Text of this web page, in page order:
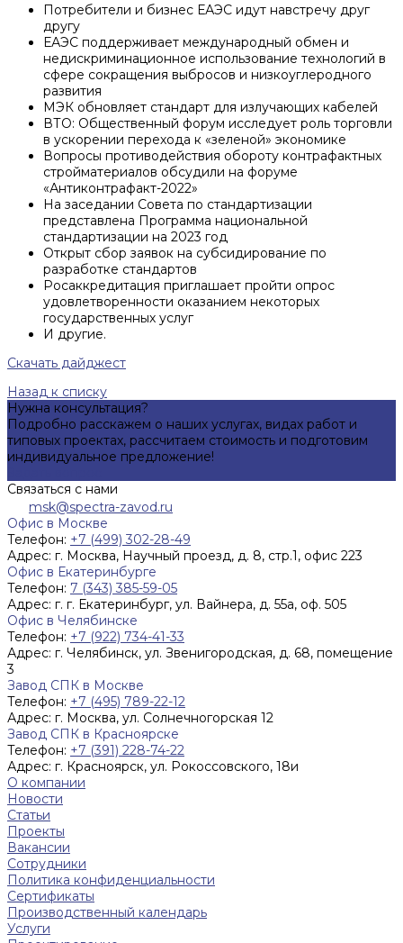
Потребители и бизнес ЕАЭС идут навстречу друг
другу
ЕАЭС поддерживает международный обмен и
недискриминационное использование технологий в
сфере сокращения выбросов и низкоуглеродного
развития
МЭК обновляет стандарт для излучающих кабелей
ВТО: Общественный форум исследует роль торговли
в ускорении перехода к «зеленой» экономике
Вопросы противодействия обороту контрафактных
стройматериалов обсудили на форуме
«Антиконтрафакт-2022»
На заседании Совета по стандартизации
представлена Программа национальной
стандартизации на 2023 год
Открыт сбор заявок на субсидирование по
разработке стандартов
Росаккредитация приглашает пройти опрос
удовлетворенности оказанием некоторых
государственных услуг
И другие.
Скачать дайджест
Назад к списку
Нужна консультация?
Подробно расскажем о наших услугах, видах работ и
типовых проектах, рассчитаем стоимость и подготовим
индивидуальное предложение!
Связаться с нами
msk@spectra-zavod.ru
Офис в Москве
Телефон: +7 (499) 302-28-49
Адрес: г. Москва, Научный проезд, д. 8, стр.1, офис 223
Офис в Екатеринбурге
Телефон: 7 (343) 385-59-05
Адрес: г. г. Екатеринбург, ул. Вайнера, д. 55а, оф. 505
Офис в Челябинске
Телефон: +7 (922) 734-41-33
Адрес: г. Челябинск, ул. Звенигородская, д. 68, помещение
3
Завод СПК в Москве
Телефон: +7 (495) 789-22-12
Адрес: г. Москва, ул. Солнечногорская 12
Завод СПК в Красноярске
Телефон: +7 (391) 228-74-22
Адрес: г. Красноярск, ул. Рокоссовского, 18и
О компании
Новости
Статьи
Проекты
Вакансии
Сотрудники
Политика конфиденциальности
Сертификаты
Производственный календарь
Услуги